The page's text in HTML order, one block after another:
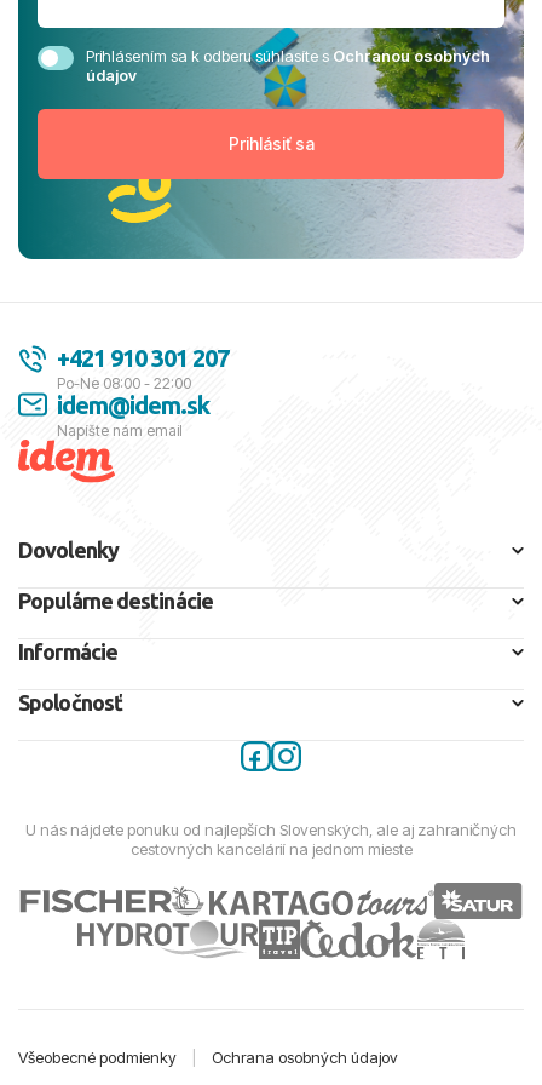
Prihlásením sa k odberu súhlasíte sOchranou osobných
údajov
+421 910 301 207
Po-Ne 08:00 - 22:00
idem@idem.sk
Napíšte nám email
Dovolenky
Populárne destinácie
Informácie
Spoločnosť
U nás nájdete ponuku od najlepších Slovenských, ale aj zahraničných
cestovných kancelárií na jednom mieste
Všeobecné podmienky Ochrana osobných údajov